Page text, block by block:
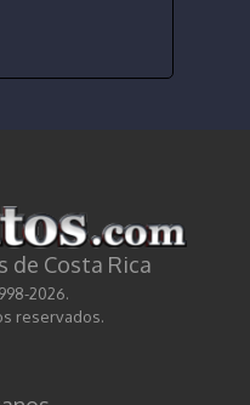
de Costa Rica
2026.
reservados.